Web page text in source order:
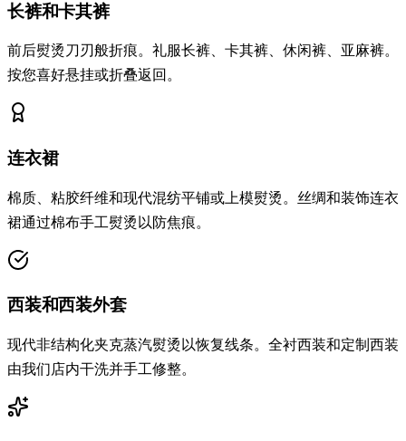
长裤和卡其裤
前后熨烫刀刃般折痕。礼服长裤、卡其裤、休闲裤、亚麻裤。
按您喜好悬挂或折叠返回。
连衣裙
棉质、粘胶纤维和现代混纺平铺或上模熨烫。丝绸和装饰连衣
裙通过棉布手工熨烫以防焦痕。
西装和西装外套
现代非结构化夹克蒸汽熨烫以恢复线条。全衬西装和定制西装
由我们店内干洗并手工修整。